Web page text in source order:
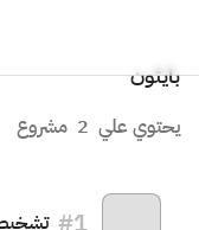
بايثون
يحتوي علي 2 مشروع